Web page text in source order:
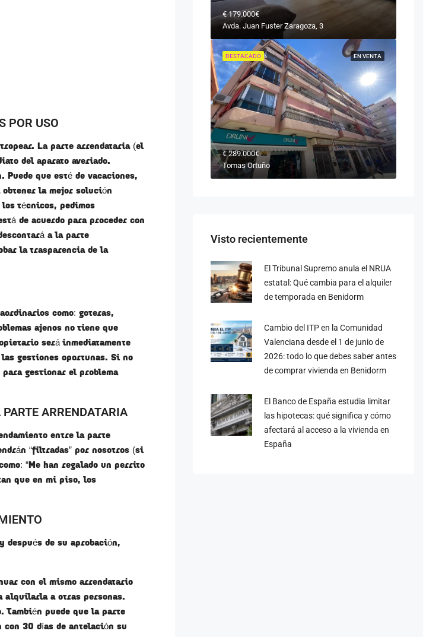
POR USO
La parte arrendataria (el
del aparato averiado.
Puede que esté de vacaciones,
la mejor solución
los técnicos, pedimos
de acuerdo para proceder con
a la parte
la trasparencia de la
como: goteras,
ajenos no tiene que
será inmediatamente
gestiones oportunas. Si no
gestionar el problema
ARRENDATARIA
entre la parte
“filtradas” por nosotros (si
“Me han regalado un perrito
que en mi piso, los
después de su aprobación,
con el mismo arrendatario
alquilarla a otras personas.
puede que la parte
30 días de antelación su
€179.000€
Avda. Juan Fuster Zaragoza, 3
EN VENTA
DESTACADO
€ 289.000€
Tomas Ortuño
Visto recientemente
El Tribunal Supremo anula el NRUA
estatal: Qué cambia para el alquiler
de temporada en Benidorm
Cambio del ITP en la Comunidad
Valenciana desde el 1 de junio de
2026: todo lo que debes saber antes
de comprar vivienda en Benidorm
El Banco de España estudia limitar
las hipotecas: qué significa y cómo
afectará al acceso a la vivienda en
España